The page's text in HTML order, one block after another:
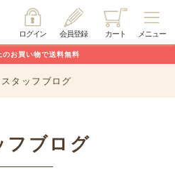
メニュー
カート
会員登録
ログイン
お買い物で送料無料
スタッフブログ
フブログ